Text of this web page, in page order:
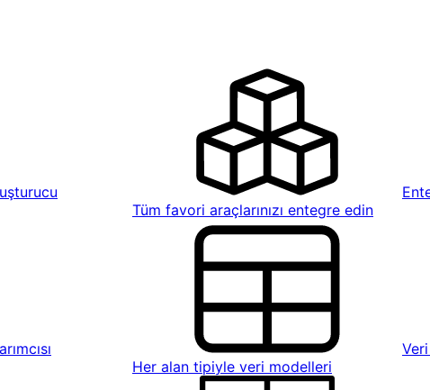
Tüm favori araçlarınızı entegre edin
Her alan tipiyle veri modelleri